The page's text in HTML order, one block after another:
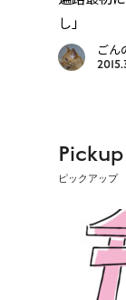
し」
ごん
Pickup
ピックアップ